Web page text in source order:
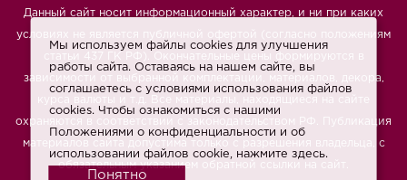
Данный сайт носит информационный характер, и ни при каких
условиях не является публичной офертой (согласно положениям
статьи 437 ГК РФ). Окончательные цены формируются в
зависимости от выбранной комплектации, материалов, декора,
курса валюты и т.д. Все материалы, находящиеся на сайте
охраняются в соответствии с законодательством РФ. Публикация
материалов сайта допустима только с разрешения владельца, с
обязательным указанием обратной ссылки на сайт.
Мы используем файлы cookies для улучшения
работы сайта. Оставаясь на нашем сайте, вы
соглашаетесь с условиями использования файлов
cookies. Чтобы ознакомиться с нашими
Положениями о конфиденциальности и об
использовании файлов cookie, нажмите здесь.
Понятно